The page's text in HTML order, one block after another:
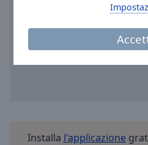
Installa l'applicazione